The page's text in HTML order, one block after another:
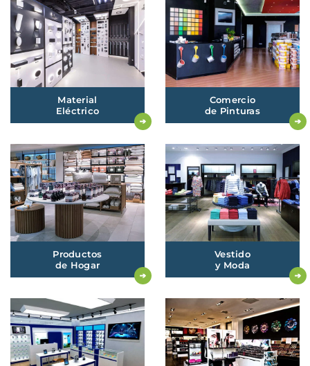
Material
Eléctrico
Comercio
de Pinturas
Productos
de Hogar
Vestido
yModa